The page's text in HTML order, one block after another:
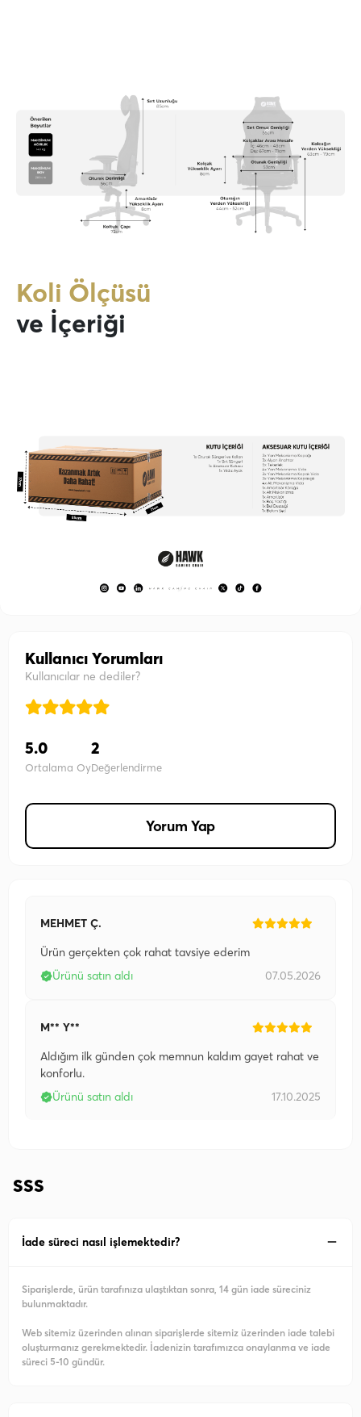
Koli Ölçüsü
ve İçeriği
Kullanıcı Yorumları
Kullanıcılar ne dediler?
5.0
Ortalama Oy
2
Değerlendirme
Yorum Yap
MEHMET Ç.
Ürün gerçekten çok rahat tavsiye ederim
Ürünü satın aldı
07.05.2026
M** Y**
Aldığım ilk günden çok memnun kaldım gayet rahat ve
konforlu.
Ürünü satın aldı
17.10.2025
SSS
İade süreci nasıl işlemektedir?
Siparişlerde, ürün tarafınıza ulaştıktan sonra, 14 gün iade süreciniz
bulunmaktadır.
Web sitemiz üzerinden alınan siparişlerde sitemiz üzerinden iade talebi
oluşturmanız gerekmektedir. İadenizin tarafımızca onaylanma ve iade
süreci 5-10 gündür.